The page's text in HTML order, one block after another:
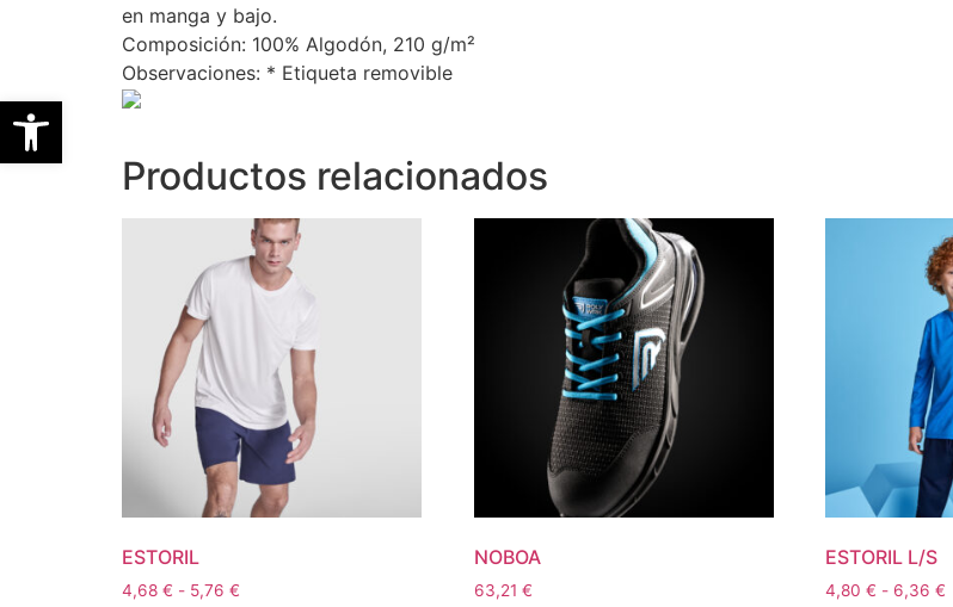
Abrir barra de herramientas
en manga y bajo.
Composición: 100% Algodón, 210 g/m²
Observaciones: * Etiqueta removible
Productos relacionados
ESTORIL
4,68 € - 5,76 €
NOBOA
63,21 €
ESTORIL L/S
4,80€ - 6,36€